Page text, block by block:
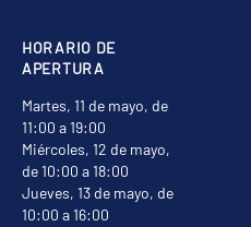
HORARIO DE
APERTURA
Martes, 11 de mayo, de
11:00 a 19:00
Miércoles, 12 de mayo,
de 10:00 a 18:00
Jueves, 13 de mayo, de
10:00 a 16:00